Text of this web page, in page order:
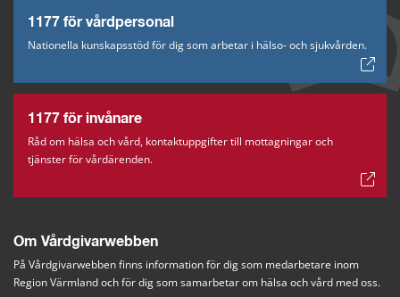
1177 för vårdpersonal
Nationella kunskapsstöd för dig som arbetar i hälso- och sjukvården.
1177 för invånare
Råd om hälsa och vård, kontaktuppgifter till mottagningar och
tjänster för vårdärenden.
Om Vårdgivarwebben
På Vårdgivarwebben finns information för dig som medarbetare inom
Region Värmland och för dig som samarbetar om hälsa och vård med oss.